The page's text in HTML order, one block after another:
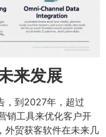
来发展
，到2027年，超过
销工具来优化客户开
外贸获客软件在未来几